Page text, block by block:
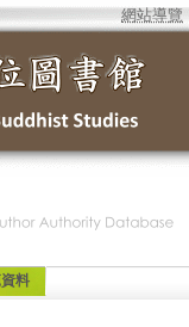
網站導覽
料